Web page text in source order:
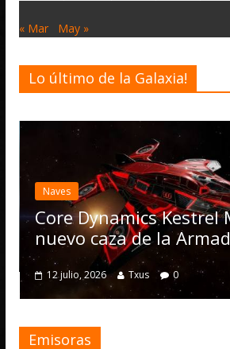
« Mar May »
Lo último de la Galaxia!
Kestrel Mk II: El
caza de la Armada Federal
2026 Txus 0
Emisoras